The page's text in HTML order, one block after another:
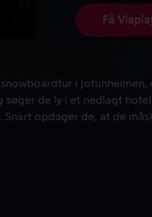
Få
i
snowboardtur i
de ly i et nedlagt
opdager de, at de